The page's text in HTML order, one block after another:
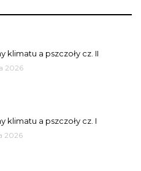
klimatu a pszczoły cz. II
2026
klimatu a pszczoły cz. I
2026